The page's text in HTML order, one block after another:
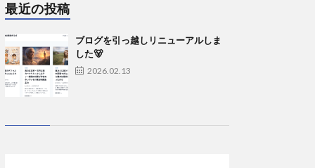
最近の投稿
ブログを引っ越しリニューアルしま
した🐻
2026.02.13